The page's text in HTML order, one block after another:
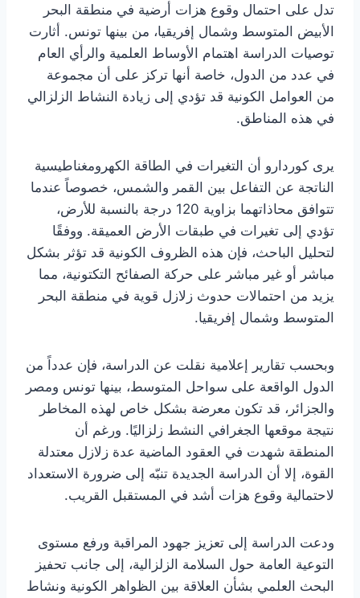
تدل على احتمال وقوع هزات أرضية في منطقة البحر
الأبيض المتوسط وشمال إفريقيا، من بينها تونس. أثارت
توصيات الدراسة اهتمام الأوساط العلمية والرأي العام
في عدد من الدول، خاصة أنها تركز على أن مجموعة
من العوامل الكونية قد تؤدي إلى زيادة النشاط الزلزالي
في هذه المناطق.
يرى كوردارو أن التغيرات في الطاقة الكهرومغناطيسية
الناتجة عن التفاعل بين القمر والشمس، خصوصاً عندما
تتوافق محاذاتهما بزاوية 120 درجة بالنسبة للأرض،
تؤدي إلى تغيرات في طبقات الأرض العميقة. ووفقًا
لتحليل الباحث، فإن هذه الظروف الكونية قد تؤثر بشكل
مباشر أو غير مباشر على حركة الصفائح التكتونية، مما
يزيد من احتمالات حدوث زلازل قوية في منطقة البحر
المتوسط وشمال إفريقيا.
وبحسب تقارير إعلامية نقلت عن الدراسة، فإن عدداً من
الدول الواقعة على سواحل المتوسط، بينها تونس ومصر
والجزائر، قد تكون معرضة بشكل خاص لهذه المخاطر
نتيجة موقعها الجغرافي النشط زلزاليًا. ورغم أن
المنطقة شهدت في العقود الماضية عدة زلازل معتدلة
القوة، إلا أن الدراسة الجديدة تنبّه إلى ضرورة الاستعداد
لاحتمالية وقوع هزات أشد في المستقبل القريب.
ودعت الدراسة إلى تعزيز جهود المراقبة ورفع مستوى
التوعية العامة حول السلامة الزلزالية، إلى جانب تحفيز
البحث العلمي بشأن العلاقة بين الظواهر الكونية ونشاط